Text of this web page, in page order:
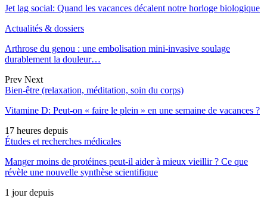
Jet lag social: Quand les vacances décalent notre horloge biologique
Actualités & dossiers
Arthrose du genou : une embolisation mini-invasive soulage
durablement la douleur…
Prev Next
Bien-être (relaxation, méditation, soin du corps)
Vitamine D: Peut-on « faire le plein » en une semaine de vacances ?
17 heures depuis
Études et recherches médicales
Manger moins de protéines peut-il aider à mieux vieillir ? Ce que
révèle une nouvelle synthèse scientifique
1 jour depuis